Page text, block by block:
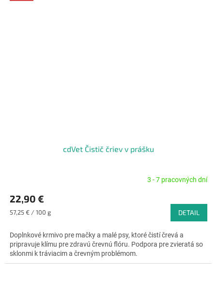
cdVet Čistič čriev v prášku
produktu
je
4,8
5
hviezdičiek.
3 - 7 pracovných dní
22,90 €
Jednotková
57,25 € / 100 g DETAIL
Doplnkové krmivo pre mačky a malé psy, ktoré čistí črevá a
pripravuje klímu pre zdravú črevnú flóru. Podpora pre zvieratá so
sklonmi k tráviacim a črevným problémom.